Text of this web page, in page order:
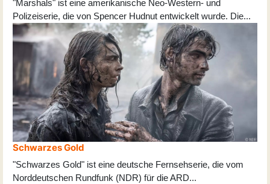
"Marshals" ist eine amerikanische Neo-Western- und
Polizeiserie, die von Spencer Hudnut entwickelt wurde. Die...
Schwarzes Gold
"Schwarzes Gold" ist eine deutsche Fernsehserie, die vom
Norddeutschen Rundfunk (NDR) für die ARD...